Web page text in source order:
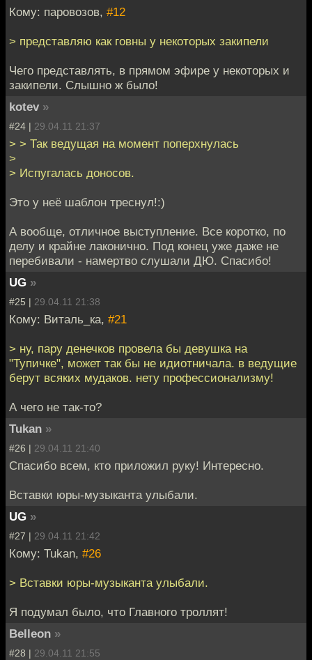
Кому: паровозов, #12
> представляю как говны у некоторых закипели
Чего представлять, в прямом эфире у некоторых и
закипели. Слышно ж было!
kotev »
#24 | 29.04.11 21:37
> > Так ведущая на момент поперхнулась
>
> Испугалась доносов.
Это у неё шаблон треснул!:)
А вообще, отличное выступление. Все коротко, по
делу и крайне лаконично. Под конец уже даже не
перебивали - намертво слушали ДЮ. Спасибо!
UG »
#25 | 29.04.11 21:38
Кому: Виталь_ка, #21
> ну, пару денечков провела бы девушка на
"Тупичке", может так бы не идиотничала. в ведущие
берут всяких мудаков. нету профессионализму!
А чего не так-то?
Tukan »
#26 | 29.04.11 21:40
Спасибо всем, кто приложил руку! Интересно.
Вставки юры-музыканта улыбали.
UG »
#27 | 29.04.11 21:42
Кому: Tukan, #26
> Вставки юры-музыканта улыбали.
Я подумал было, что Главного троллят!
Belleon »
#28 | 29.04.11 21:55